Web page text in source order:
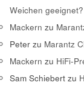
Weichen geeignet?
Mackern zu
Peter zu Marantz
Mackern zu HiFi-
Sam Schiebert zu